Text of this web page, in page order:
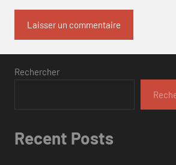
Rechercher
Recent Posts